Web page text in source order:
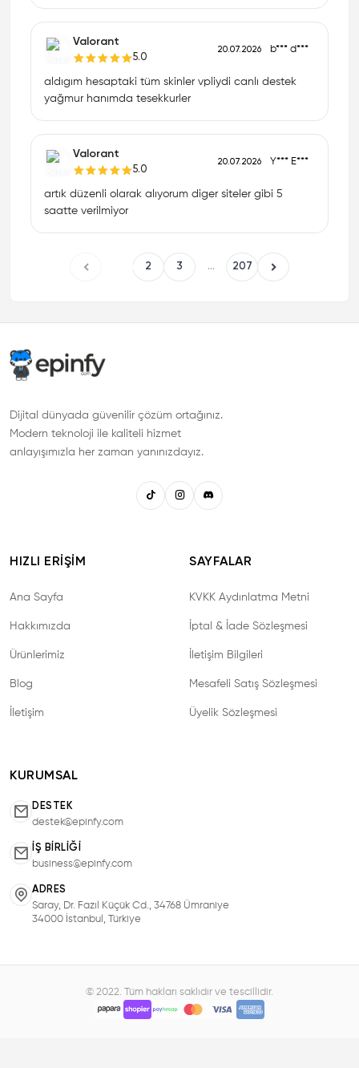
Valorant
5.0
20.07.2026 b*** d***
aldıgım hesaptaki tüm skinler vpliydi canlı destek
yağmur hanımda tesekkurler
Valorant
5.0
20.07.2026 Y*** E***
artık düzenli olarak alıyorum diger siteler gibi 5
saatte verilmiyor
2 3 ... 207
Dijital dünyada güvenilir çözüm ortağınız.
Modern teknoloji ile kaliteli hizmet
anlayışımızla her zaman yanınızdayız.
HIZLI ERIŞIM
Ana Sayfa
Hakkımızda
Ürünlerimiz
Blog
İletişim
SAYFALAR
KVKK Aydınlatma Metni
İptal & İade Sözleşmesi
İletişim Bilgileri
Mesafeli Satış Sözleşmesi
Üyelik Sözleşmesi
KURUMSAL
DESTEK
destek@epinfy.com
İŞ BIRLIĞI
business@epinfy.com
ADRES
Saray, Dr. Fazıl Küçük Cd., 34768 Ümraniye
34000 İstanbul, Türkiye
© 2022. Tüm hakları saklıdır ve tescillidir.